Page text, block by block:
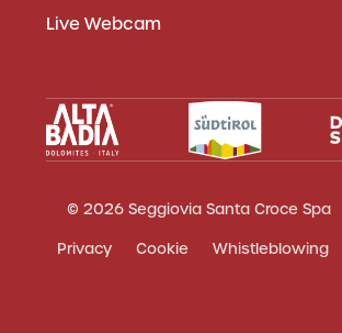
Live Webcam
© 2026 Seggiovia Santa Croce Spa
Privacy
Cookie Whistleblowing